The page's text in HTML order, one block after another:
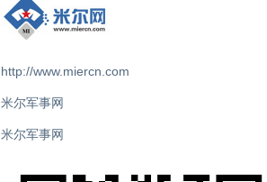
http://www.miercn.com
米尔军事网
米尔军事网